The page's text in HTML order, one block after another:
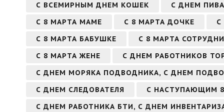
С ВСЕМИРНЫМ ДНЕМ КОШЕК
С ДНЕМ ПИВА
С 8 МАРТА МАМЕ
С 8 МАРТА ДОЧКЕ
С
С 8 МАРТА БАБУШКЕ
С 8 МАРТА
С 8 МАРТА ЖЕНЕ
С ДНЕМ РАБОТНИКОВ
С ДНЕМ МОРЯКА ПОДВОДНИКА, С ДНЕМ
С ДНЕМ СЛЕДОВАТЕЛЯ
С НАСТУПАЮЩИМ
С ДНЕМ РАБОТНИКА БТИ, С ДНЕМ